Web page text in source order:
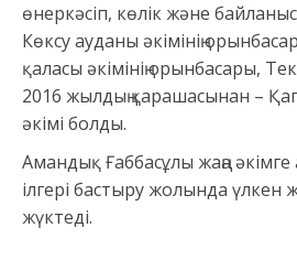
өнеркәсіп, көлік және байланыс
Көксу ауданы әкімінің
қаласы әкімінің орынбасары,
2016 жылдың қарашасынан –
әкімі болды.
Амандық Ғаббасұлы жаңа
ілгері бастыру жолында үлкен
жүктеді.